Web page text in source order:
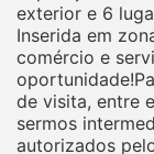
exterior e 6
Inserida em
comércio e
de visita, entre
sermos
autorizados